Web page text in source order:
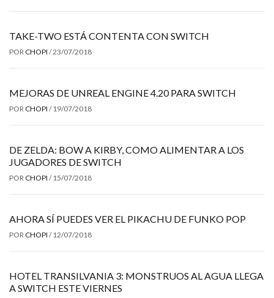
TAKE-TWO ESTÁ CONTENTA CON SWITCH
POR CHOPI /23/07/2018
MEJORAS DE UNREAL ENGINE 4.20 PARA SWITCH
POR CHOPI / 19/07/2018
DE ZELDA: BOW A KIRBY, COMO ALIMENTAR A LOS
JUGADORES DE SWITCH
POR CHOPI / 15/07/2018
AHORA SÍ PUEDES VER EL PIKACHU DE FUNKO POP
POR CHOPI / 12/07/2018
HOTEL TRANSILVANIA 3: MONSTRUOS AL AGUA LLEGA
A SWITCH ESTE VIERNES